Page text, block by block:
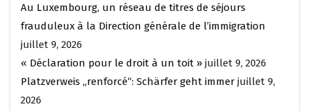
Au Luxembourg, un réseau de titres de séjours
frauduleux à la Direction générale de l’immigration
juillet 9, 2026
« Déclaration pour le droit à un toit » juillet 9, 2026
Platzverweis „renforcé“: Schärfer geht immer juillet 9,
2026